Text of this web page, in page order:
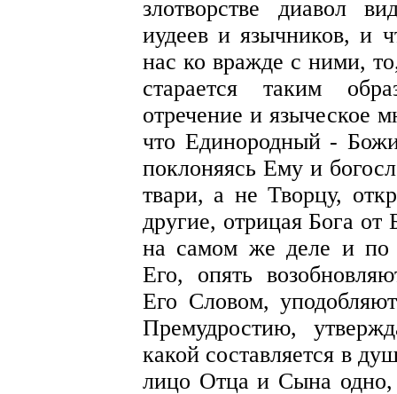
злотворстве диавол
иудеев и язычников, и
нас ко вражде с ними,
старается таким
отречение и языческое
что Единородный -
поклоняясь Ему и
твари, а не Творцу,
другие, отрицая Бога
на самом же деле и по
Его, опять
Его Словом,
Премудростию,
какой составляется в
лицо Отца и Сына одно,